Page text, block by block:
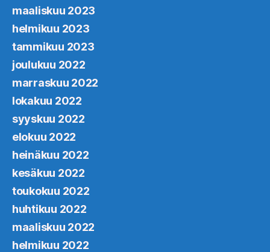
maaliskuu 2023
helmikuu 2023
tammikuu 2023
joulukuu 2022
marraskuu 2022
lokakuu 2022
syyskuu 2022
elokuu 2022
heinäkuu 2022
kesäkuu 2022
toukokuu 2022
huhtikuu 2022
maaliskuu 2022
helmikuu 2022